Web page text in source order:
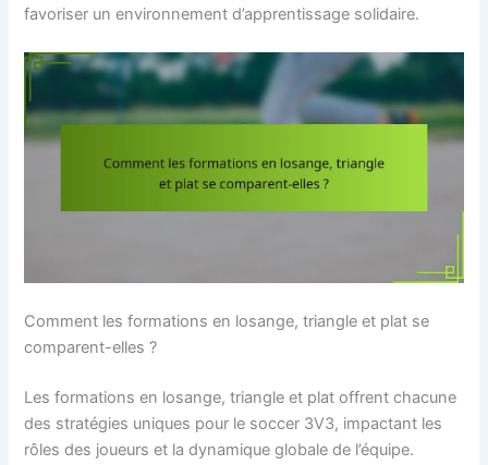
favoriser un environnement d’apprentissage solidaire.
Comment les formations en losange, triangle et plat se
comparent-elles ?
Les formations en losange, triangle et plat offrent chacune
des stratégies uniques pour le soccer 3V3, impactant les
rôles des joueurs et la dynamique globale de l’équipe.